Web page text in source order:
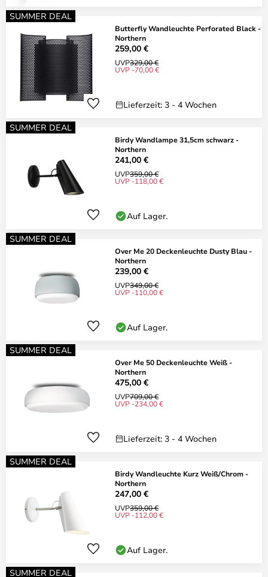
SUMMER DEAL
Butterfly Wandleuchte Perforated Black -
Northern
259,00 €
UVP329,00 €
UVP -70,00 €
Lieferzeit: 3 - 4 Wochen
SUMMER DEAL
Birdy Wandlampe 31,5cm schwarz -
Northern
241,00 €
UVP359,00 €
UVP -118,00 €
Auf Lager.
SUMMER DEAL
Over Me 20 Deckenleuchte Dusty Blau -
Northern
239,00 €
UVP349,00 €
UVP -110,00 €
Auf Lager.
SUMMER DEAL
Over Me 50 Deckenleuchte Weiß -
Northern
475,00 €
UVP709,00 €
UVP -234,00 €
Lieferzeit: 3 - 4 Wochen
SUMMER DEAL
Birdy Wandleuchte Kurz Weiß/Chrom -
Northern
247,00 €
UVP359,00 €
UVP -112,00 €
Auf Lager.
SUMMER DEAL